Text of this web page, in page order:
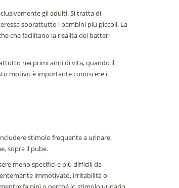
gli adulti. Si tratta di
soprattutto i bambini più piccoli. La
che facilitano la risalita dei batteri
nei primi anni di vita, quando il
motivo è importante conoscere i
stimolo frequente a urinare,
sopra il pube.
meno specifici e più difficili da
immotivato, irritabilità o